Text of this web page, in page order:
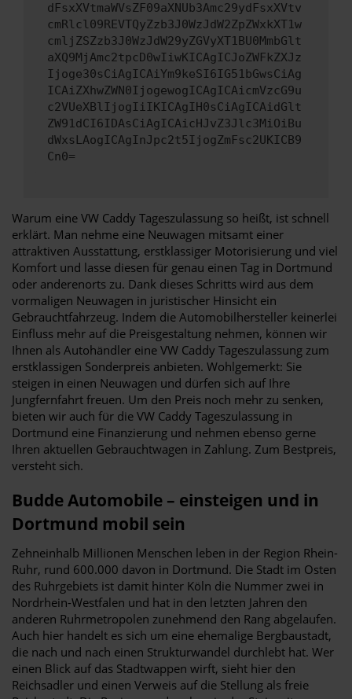
dFsxXVtmaWVsZF09aXNUb3Amc29ydFsxXVtv
cmRlcl09REVTQyZzb3J0WzJdW2ZpZWxkXT1w
cmljZSZzb3J0WzJdW29yZGVyXT1BU0MmbGlt
aXQ9MjAmc2tpcD0wIiwKICAgICJoZWFkZXJz
Ijoge30sCiAgICAiYm9keSI6IG51bGwsCiAg
ICAiZXhwZWN0IjogewogICAgICAicmVzcG9u
c2VUeXBlIjogIiIKICAgIH0sCiAgICAidGlt
ZW91dCI6IDAsCiAgICAicHJvZ3Jlc3MiOiBu
dWxsLAogICAgInJpc2t5IjogZmFsc2UKICB9
Cn0=
Warum eine VW Caddy Tageszulassung so heißt, ist schnell
erklärt. Man nehme eine Neuwagen mitsamt einer
attraktiven Ausstattung, erstklassiger Motorisierung und viel
Komfort und lasse diesen für genau einen Tag in Dortmund
oder anderenorts zu. Dank dieses Schritts wird aus dem
vormaligen Neuwagen in juristischer Hinsicht ein
Gebrauchtfahrzeug. Indem die Automobilhersteller keinerlei
Einfluss mehr auf die Preisgestaltung nehmen, können wir
Ihnen als Autohändler eine VW Caddy Tageszulassung zum
erstklassigen Sonderpreis anbieten. Wohlgemerkt: Sie
steigen in einen Neuwagen und dürfen sich auf Ihre
Jungfernfahrt freuen. Um den Preis noch mehr zu senken,
bieten wir auch für die VW Caddy Tageszulassung in
Dortmund eine Finanzierung und nehmen ebenso gerne
Ihren aktuellen Gebrauchtwagen in Zahlung. Zum Bestpreis,
versteht sich.
Budde Automobile – einsteigen und in
Dortmund mobil sein
Zehneinhalb Millionen Menschen leben in der Region Rhein-
Ruhr, rund 600.000 davon in Dortmund. Die Stadt im Osten
des Ruhrgebiets ist damit hinter Köln die Nummer zwei in
Nordrhein-Westfalen und hat in den letzten Jahren den
anderen Ruhrmetropolen zunehmend den Rang abgelaufen.
Auch hier handelt es sich um eine ehemalige Bergbaustadt,
die nach und nach einen Strukturwandel durchlebt hat. Wer
einen Blick auf das Stadtwappen wirft, sieht hier den
Reichsadler und einen Verweis auf die Stellung als freie